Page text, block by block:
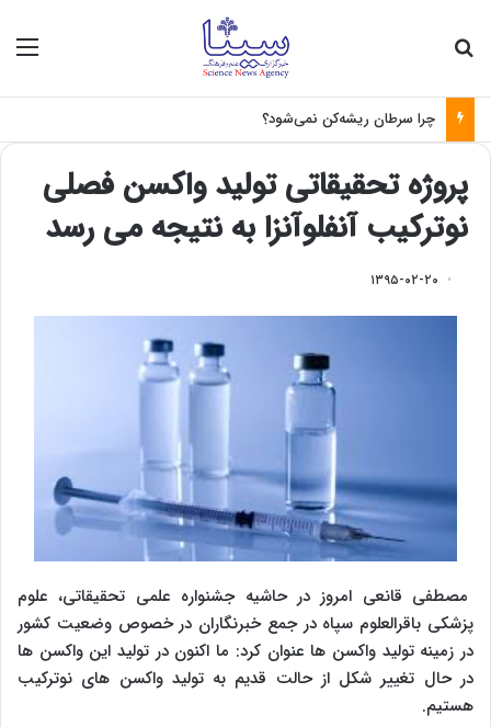
چرا سرطان ریشه‌کن نمی‌شود؟
پروژه تحقیقاتی تولید واکسن فصلی
نوترکیب آنفلوآنزا به نتیجه می رسد
۱۳۹۵-۰۲-۲۰
مصطفی قانعی امروز در حاشیه جشنواره علمی تحقیقاتی، علوم
پزشکی باقرالعلوم سپاه در جمع خبرنگاران در خصوص وضعیت کشور
در زمینه تولید واکسن ها عنوان کرد: ما اکنون در تولید این واکسن ها
در حال تغییر شکل از حالت قدیم به تولید واکسن های نوترکیب
هستیم.